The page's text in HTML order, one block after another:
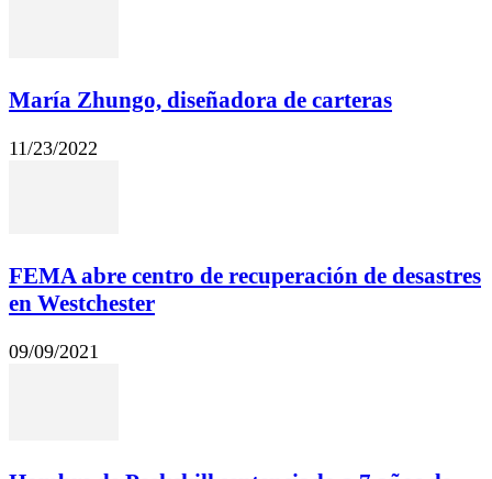
María Zhungo, diseñadora de carteras
11/23/2022
FEMA abre centro de recuperación de desastres
en Westchester
09/09/2021